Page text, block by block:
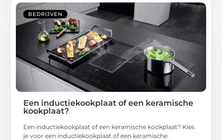
BEDRIJVEN
Een inductiekookplaat of een keramische
kookplaat?
Een inductiekookplaat of een keramische kookplaat? Kies
je voor een inductiekookplaat of een keramische